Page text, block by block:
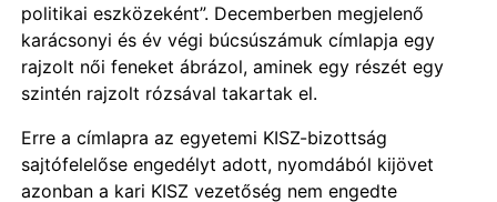
politikai eszközeként”. Decemberben megjelenő
karácsonyi és év végi búcsúszámuk címlapja egy
rajzolt női feneket ábrázol, aminek egy részét egy
szintén rajzolt rózsával takartak el.
Erre a címlapra az egyetemi KISZ-bizottság
sajtófelelőse engedélyt adott, nyomdából kijövet
azonban a kari KISZ vezetőség nem engedte